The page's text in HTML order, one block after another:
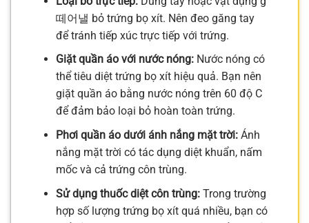
떼어낼 bỏ trứng bọ xít. Nên đeo găng tay
để tránh tiếp xúc trực tiếp với trứng.
Giặt quần áo với nước nóng:Nước nóng có
thể tiêu diệt trứng bọ xít hiệu quả. Bạn nên
giặt quần áo bằng nước nóng trên 60 độ C
để đảm bảo loại bỏ hoàn toàn trứng.
Phơi quần áo dưới ánh nắng mặt trời:Ánh
nắng mặt trời có tác dụng diệt khuẩn, nấm
mốc và cả trứng côn trùng.
Sử dụng thuốc diệt côn trùng:Trong trường
hợp số lượng trứng bọ xít quá nhiều, bạn có